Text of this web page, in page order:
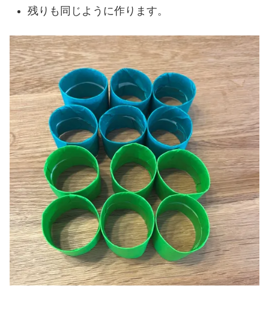
残りも同じように作ります。